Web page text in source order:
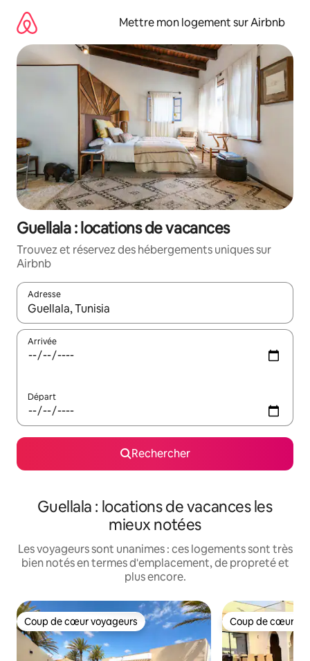
directement
contenu
Mettre mon logement sur Airbnb
Guellala : locations de vacances
Trouvez et réservez des hébergements uniques sur
Airbnb
Adresse
Lorsque les résultats s'affichent, utilisez les flèches vers le
Arrivée
Départ
Rechercher
Guellala : locations de vacances les
mieux notées
Les voyageurs sont unanimes : ces logements sont très
bien notés en termes d'emplacement, de propreté et
plus encore.
Coup de cœur voyageurs
Coup de cœur voyageurs Coup de cœur
Coup de cœur